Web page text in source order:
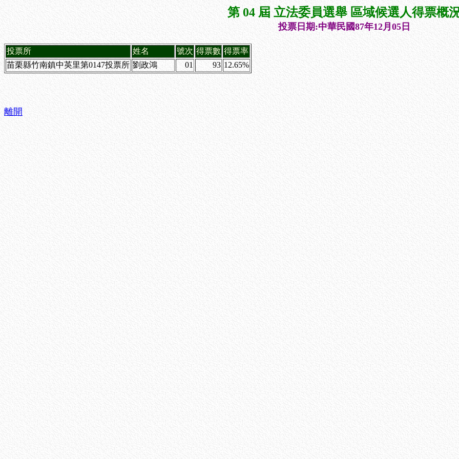
第 04 屆 立法委員選舉 區域候選人得票概
投票日期:中華民國87年12月05日
投票所 姓名 號次 得票數 得票率
苗栗縣竹南鎮中英里第0147投票所 劉政鴻 01 93 12.65%
離開